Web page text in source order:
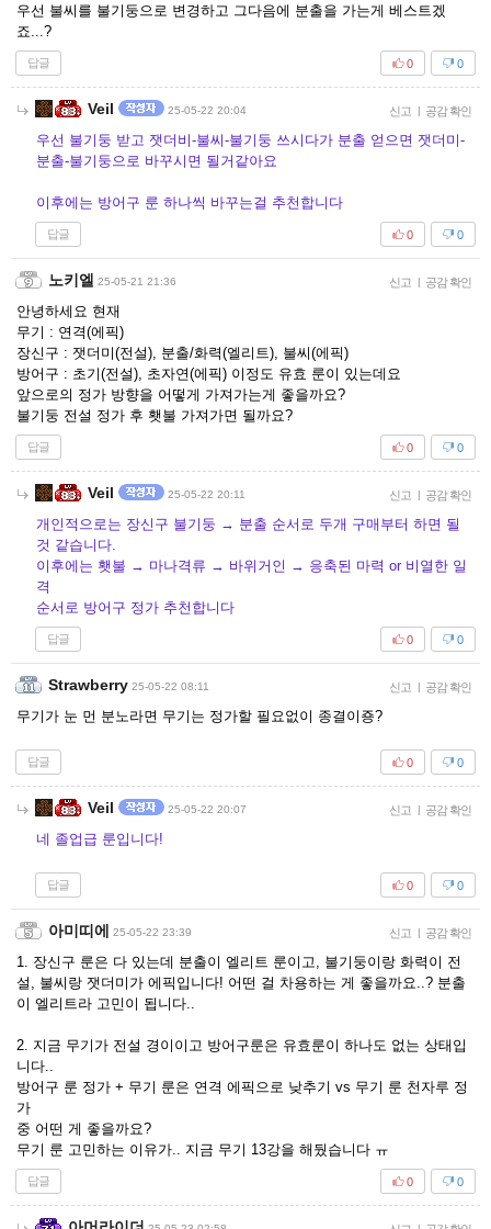
우선 불씨를 불기둥으로 변경하고 그다음에 분출을 가는게 베스트겠
죠...?
답글 0
0
Veil 25-05-22 20:04 신고 | 공감 확인
우선 불기둥 받고 잿더비-불씨-불기둥 쓰시다가 분출 얻으면 잿더미-
분출-불기둥으로 바꾸시면 될거같아요
이후에는 방어구 룬 하나씩 바꾸는걸 추천합니다
답글 0
0
노키엘 25-05-21 21:36 신고 | 공감 확인
안녕하세요 현재
무기 : 연격(에픽)
장신구 : 잿더미(전설), 분출/화력(엘리트), 불씨(에픽)
방어구 : 초기(전설), 초자연(에픽) 이정도 유효 룬이 있는데요
앞으로의 정가 방향을 어떻게 가져가는게 좋을까요?
불기둥 전설 정가 후 횃불 가져가면 될까요?
답글 0
0
Veil 25-05-22 20:11 신고 | 공감 확인
개인적으로는 장신구 불기둥 → 분출 순서로 두개 구매부터 하면 될
것 같습니다.
이후에는 횃불 → 마나격류 → 바위거인 → 응축된 마력 or 비열한 일
격
순서로 방어구 정가 추천합니다
답글 0
0
Strawberry 25-05-22 08:11 신고 | 공감 확인
무기가 눈 먼 분노라면 무기는 정가할 필요없이 종결이죵?
답글 0
0
Veil 25-05-22 20:07 신고 | 공감 확인
네 졸업급 룬입니다!
답글 0
0
아미띠에 25-05-22 23:39 신고 | 공감 확인
1. 장신구 룬은 다 있는데 분출이 엘리트 룬이고, 불기둥이랑 화력이 전
설, 불씨랑 잿더미가 에픽입니다! 어떤 걸 차용하는 게 좋을까요..? 분출
이 엘리트라 고민이 됩니다..
2. 지금 무기가 전설 경이이고 방어구룬은 유효룬이 하나도 없는 상태입
니다..
방어구 룬 정가 + 무기 룬은 연격 에픽으로 낮추기 vs 무기 룬 천자루 정
가
중 어떤 게 좋을까요?
무기 룬 고민하는 이유가.. 지금 무기 13강을 해뒀습니다 ㅠ
답글 0
0